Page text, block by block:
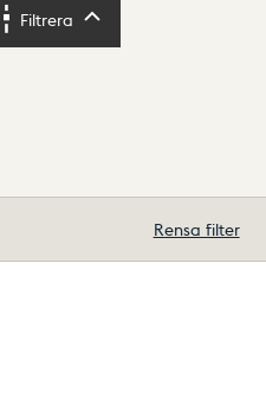
Filtrera
Rensa filter